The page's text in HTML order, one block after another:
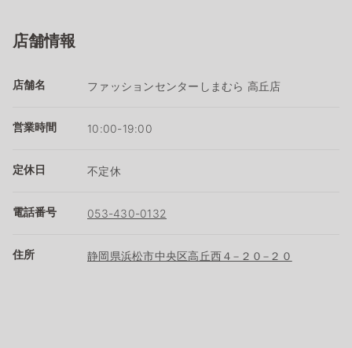
店舗情報
店舗名 ファッションセンターしまむら 高丘店
営業時間 10:00-19:00
定休日 不定休
電話番号 053-430-0132
住所 静岡県浜松市中央区高丘西４−２０−２０